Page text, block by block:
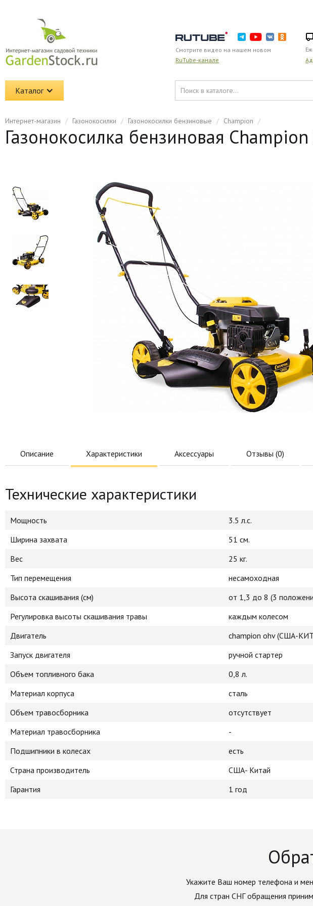
Смотрите видео на нашем новом
RuTube-канале
Каталог
Интернет-магазин / Газонокосилки / Газонокосилки бензиновые / Champion /
Газонокосилка бензиновая
Описание Характеристики Аксессуары Отзывы (0)
Технические характеристики
Мощность
3.5 л.с.
Ширина захвата
51 см.
Вес
25 кг.
Тип перемещения
несамоходная
Высота скашивания (см)
от 1,3 до 8 (3
Регулировка высоты скашивания травы
каждым колесом
Двигатель
champion ohv (США-
Запуск двигателя
ручной стартер
Объем топливного бака
0,8 л.
Материал корпуса
сталь
Объем травосборника
отсутствует
Материал травосборника
-
Подшипники в колесах
есть
Страна производитель
США- Китай
Гарантия
1 год
Укажите Ваш номер телефона и
Для стран СНГ обращения